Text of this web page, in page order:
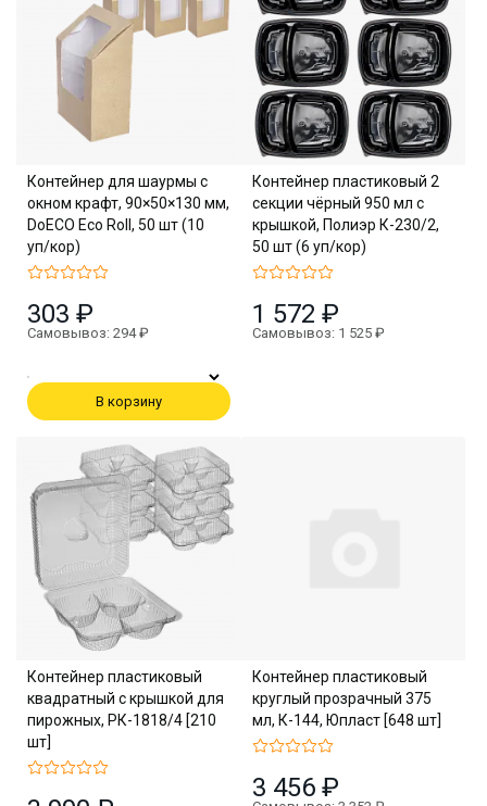
Контейнер для шаурмы с
окном крафт, 90×50×130 мм,
DoECO Eco Roll, 50 шт (10
уп/кор)
303 ₽
Самовывоз: 294 ₽
В корзину
Контейнер пластиковый 2
секции чёрный 950 мл с
крышкой, Полиэр К-230/2,
50 шт (6 уп/кор)
1 572 ₽
Самовывоз: 1 525 ₽
Контейнер пластиковый
квадратный с крышкой для
пирожных, РК-1818/4 [210
шт]
Контейнер пластиковый
круглый прозрачный 375
мл, К-144, Юпласт [648 шт]
3 456 ₽